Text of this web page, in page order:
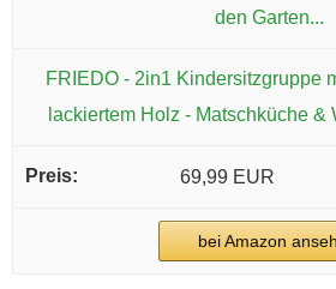
FRIEDO - 2in1 Kindersitzgruppe
lackiertem Holz - Matschküche &
69,99 EUR
bei Amazon